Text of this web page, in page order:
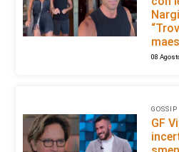
08
GOSSIP
GF